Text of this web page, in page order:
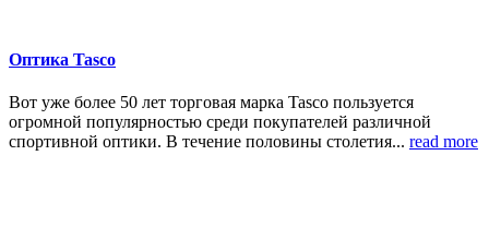
Оптика Tasco
Вот уже более 50 лет торговая марка Tasco пользуется
огромной популярностью среди покупателей различной
спортивной оптики. В течение половины столетия... read more